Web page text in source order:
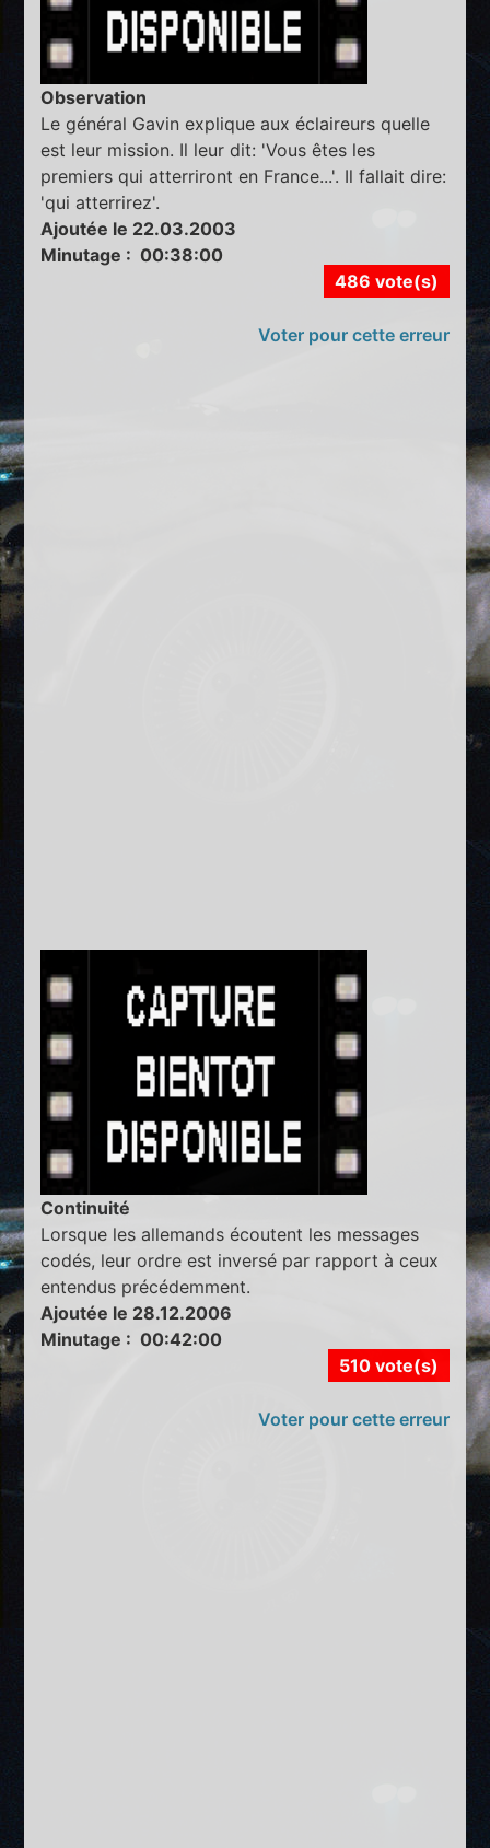
Observation
Le général Gavin explique aux éclaireurs quelle
est leur mission. Il leur dit: 'Vous êtes les
premiers qui atterriront en France...'. Il fallait dire:
'qui atterrirez'.
Ajoutée le 22.03.2003
Minutage : 00:38:00
486 vote(s)
Voter pour cette erreur
Continuité
Lorsque les allemands écoutent les messages
codés, leur ordre est inversé par rapport à ceux
entendus précédemment.
Ajoutée le 28.12.2006
Minutage : 00:42:00
510 vote(s)
Voter pour cette erreur